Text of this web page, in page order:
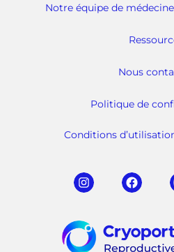
Notre équipe de
Nous
Politique de
Conditions